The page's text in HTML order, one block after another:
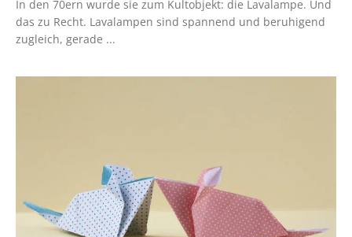
In den 70ern wurde sie zum Kultobjekt: die Lavalampe. Und
das zu Recht. Lavalampen sind spannend und beruhigend
zugleich, gerade ...